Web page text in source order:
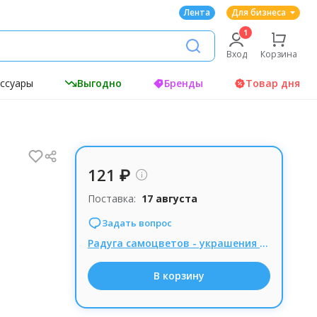
Лента Для бизнеса
Вход Корзина
Выгодно Бренды Товар дня
121 ₽
Поставка: 17 августа
Задать вопрос
Радуга самоцветов - украшения из натуральных камней, Комиссия 15% при заказе от 1000р.
В корзину